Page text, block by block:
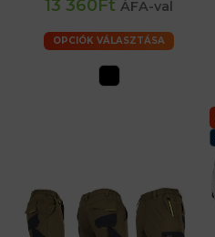
13 360Ft ÁFA-val
OPCIÓK VÁLASZTÁSA